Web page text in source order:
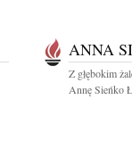
ANNA
Z głębokim
Annę Sieńko